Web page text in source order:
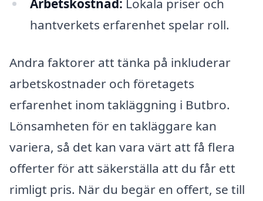
Arbetskostnad: Lokala priser och
hantverkets erfarenhet spelar roll.
Andra faktorer att tänka på inkluderar
arbetskostnader och företagets
erfarenhet inom takläggning i Butbro.
Lönsamheten för en takläggare kan
variera, så det kan vara värt att få flera
offerter för att säkerställa att du får ett
rimligt pris. När du begär en offert, se till